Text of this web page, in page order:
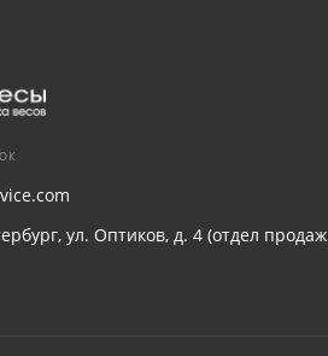
ул. Оптиков, д. 4 (отдел продаж